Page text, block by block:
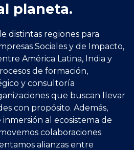
planeta.
distintas regiones para
Sociales y de Impacto,
América Latina, India y
de formación,
y consultoría
que buscan llevar
con propósito. Además,
al ecosistema de
colaboraciones
alianzas entre